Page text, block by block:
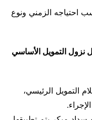
احتياجه الزمني ونوع
التمويل الأساسي
التمويل الرئيسي،